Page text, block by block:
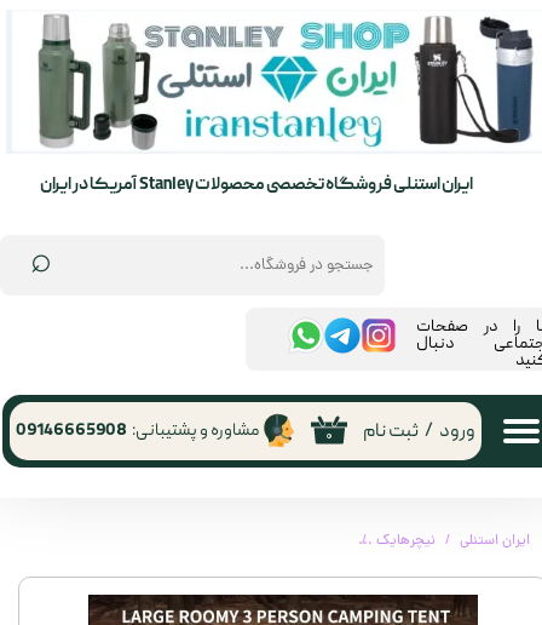
⌕
ایران استنلی فروشگاه تخصصی محصولات Stanley آمریکا در ایران
۰ ورود / ثبت نام
حساب کاربری من
تغییر گذر واژه
مشاوره و پشتیبانی: 09146665908
را در صفحات
دنبال
ایران استنلی نیچرهایک